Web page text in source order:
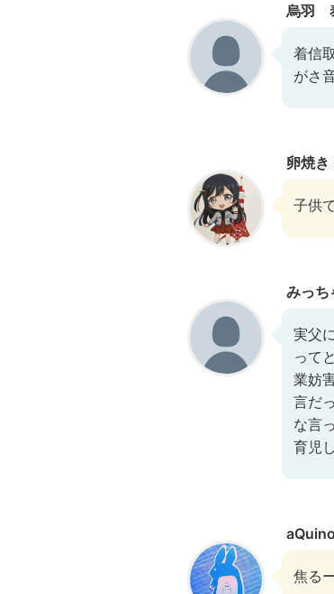
烏羽
着信
がさ
卵焼き
子供
みっち
実父
って
業妨
言だ
な言
育児
aQuino
焦る